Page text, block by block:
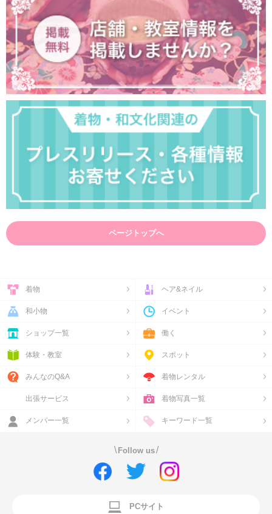
ページトップへ
着物 ヘア&ネイル
和小物 イベント
ショップ一覧 働く
体験・教室 スポット
みんなのQ&A 着物レンタル
出張サービス 着物写真一覧
メンバー一覧 キーワード一覧
\ Follow us/
PCサイト